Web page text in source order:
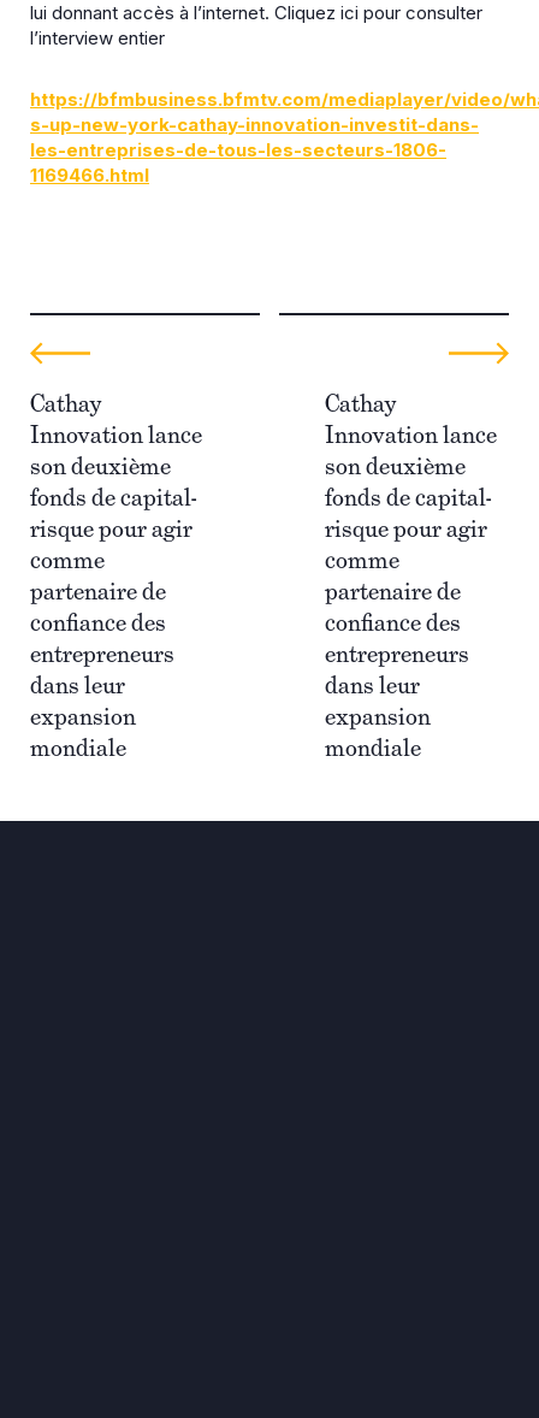
lui donnant accès à l’internet. Cliquez ici pour consulter
l’interview entier
https://bfmbusiness.bfmtv.com/mediaplayer/video/
s-up-new-york-cathay-innovation-investit-dans-
les-entreprises-de-tous-les-secteurs-1806-
1169466.html
Cathay
Innovation lance
son deuxième
fonds de capital-
risque pour agir
comme
partenaire de
confiance des
entrepreneurs
dans leur
expansion
mondiale
Cathay
Innovation lance
son deuxième
fonds de capital-
risque pour agir
comme
partenaire de
confiance des
entrepreneurs
dans leur
expansion
mondiale